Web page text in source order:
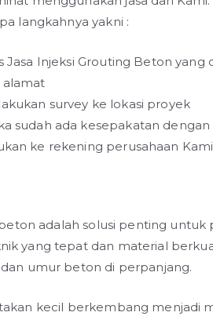
langkahnya yakni :
Jasa Injeksi Grouting Beton yang
alamat
survey ke lokasi proyek
sudah ada kesepakatan
ke rekening perusahaan Kami
adalah solusi penting
yang tepat dan material
umur beton di perpanjang.
kecil berkembang menjadi